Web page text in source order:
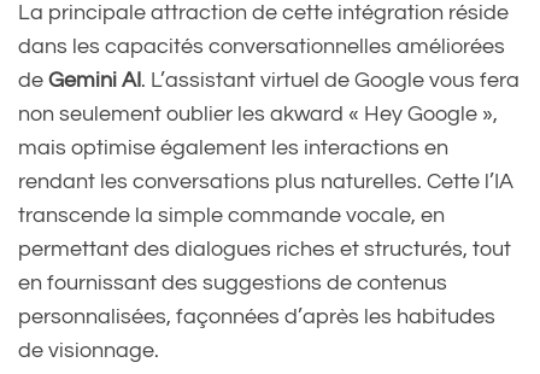
La principale attraction de cette intégration réside
dans les capacités conversationnelles améliorées
de Gemini AI . L’assistant virtuel de Google vous fera
non seulement oublier les akward « Hey Google »,
mais optimise également les interactions en
rendant les conversations plus naturelles. Cette l’IA
transcende la simple commande vocale, en
permettant des dialogues riches et structurés, tout
en fournissant des suggestions de contenus
personnalisées, façonnées d’après les habitudes
de visionnage.